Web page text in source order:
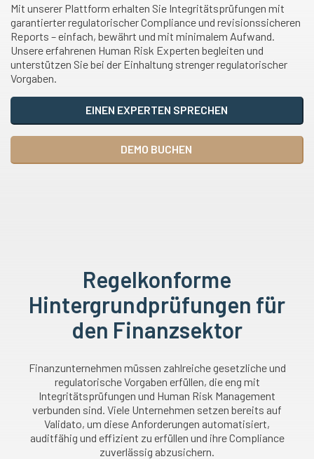
Mit unserer Plattform erhalten Sie Integritätsprüfungen mit
garantierter regulatorischer Compliance und revisionssicheren
Reports – einfach, bewährt und mit minimalem Aufwand.
Unsere erfahrenen Human Risk Experten begleiten und
unterstützen Sie bei der Einhaltung strenger regulatorischer
Vorgaben.
EINEN EXPERTEN SPRECHEN
DEMO BUCHEN
Regelkonforme
Hintergrundprüfungen für
den Finanzsektor
Finanzunternehmen müssen zahlreiche gesetzliche und
regulatorische Vorgaben erfüllen, die eng mit
Integritätsprüfungen und Human Risk Management
verbunden sind. Viele Unternehmen setzen bereits auf
Validato, um diese Anforderungen automatisiert,
auditfähig und effizient zu erfüllen und ihre Compliance
zuverlässig abzusichern.